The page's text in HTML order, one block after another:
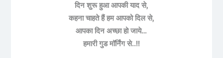
दिन शुरू हुआ आपकी याद से,
कहना चाहते हैं हम आपको दिल से,
आपका दिन अच्छा हो जाये…
हमारी गुड मॉर्निंग से..!!